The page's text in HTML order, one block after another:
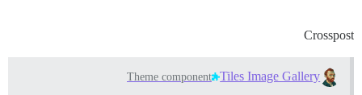
Crosspost
Tiles Image Gallery
Theme component